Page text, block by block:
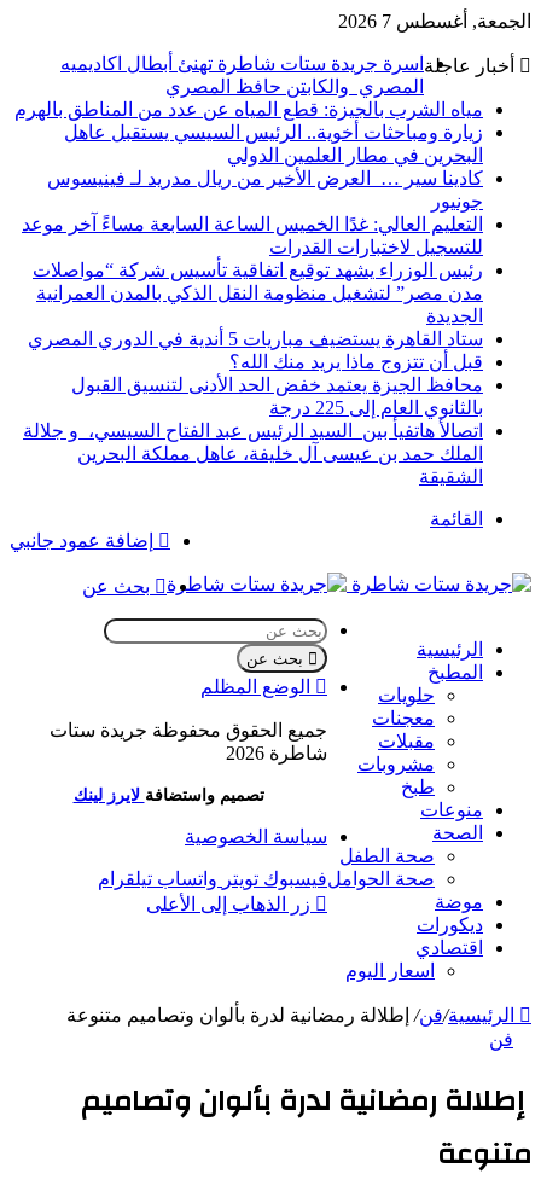
الجمعة, أغسطس 7 2026
أخبار عاجلة اسرة جريدة ستات شاطرة تهنئ أبطال اكاديميه
المصري والكابتن حافظ المصري
مياه الشرب بالجيزة: قطع المياه عن عدد من المناطق بالهرم
زيارة ومباحثات أخوية.. الرئيس السيسي يستقبل عاهل
البحرين في مطار العلمين الدولي
كادينا سير … العرض الأخير من ريال مدريد لـ فينيسوس
جونيور
التعليم العالي: غدًا الخميس الساعة السابعة مساءً آخر موعد
للتسجيل لاختبارات القدرات
رئيس الوزراء يشهد توقيع اتفاقية تأسيس شركة “مواصلات
مدن مصر” لتشغيل منظومة النقل الذكي بالمدن العمرانية
الجديدة
ستاد القاهرة يستضيف مباريات 5 أندية في الدوري المصري
قبل أن تتزوج ماذا يريد منك الله؟
محافظ الجيزة يعتمد خفض الحد الأدنى لتنسيق القبول
بالثانوي العام إلى 225 درجة
اتصالأ هاتفيأ بين السيد الرئيس عبد الفتاح السيسي، و جلالة
الملك حمد بن عيسى آل خليفة، عاهل مملكة البحرين
الشقيقة
إضافة عمود جانبي
القائمة
بحث عن
الرئيسية
المطبخ
حلويات
معجنات
مقبلات
مشروبات
طبخ
منوعات
الصحة
صحة الطفل
صحة الحوامل
موضة
ديكورات
اقتصادي
اسعار اليوم
بحث عن
الوضع المظلم
الرئيسية/فن/ إطلالة رمضانية لدرة بألوان وتصاميم متنوعة
فن
إطلالة رمضانية لدرة بألوان وتصاميم
متنوعة
جميع الحقوق محفوظة جريدة ستات
شاطرة 2026
تصميم واستضافة لايرز لينك
سياسة الخصوصية
فيسبوك تويتر واتساب تيلقرام
زر الذهاب إلى الأعلى